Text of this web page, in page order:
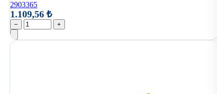
2903365
1.109,56 ₺
− +